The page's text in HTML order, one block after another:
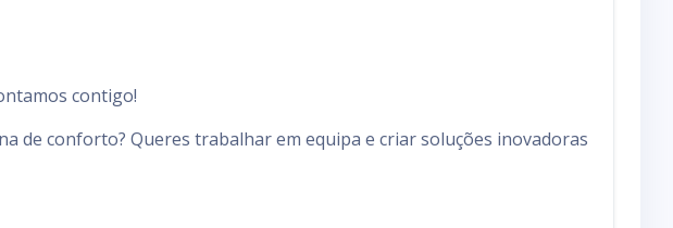
contigo!
de conforto? Queres trabalhar em equipa e criar soluções inovadoras